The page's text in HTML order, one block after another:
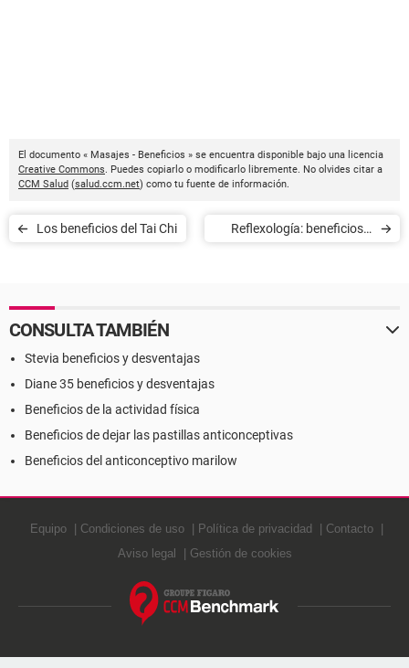
El documento « Masajes - Beneficios » se encuentra disponible bajo una licencia
Creative Commons. Puedes copiarlo o modificarlo libremente. No olvides citar a
CCM Salud (salud.ccm.net) como tu fuente de información.
Los beneficios del Tai Chi
Reflexología: beneficios y
CONSULTA TAMBIÉN
Stevia beneficios y desventajas
Diane 35 beneficios y desventajas
Beneficios de la actividad física
Beneficios de dejar las pastillas anticonceptivas
Beneficios del anticonceptivo marilow
Equipo Condiciones de uso Política de privacidad
Contacto
Aviso legal
Gestión de cookies